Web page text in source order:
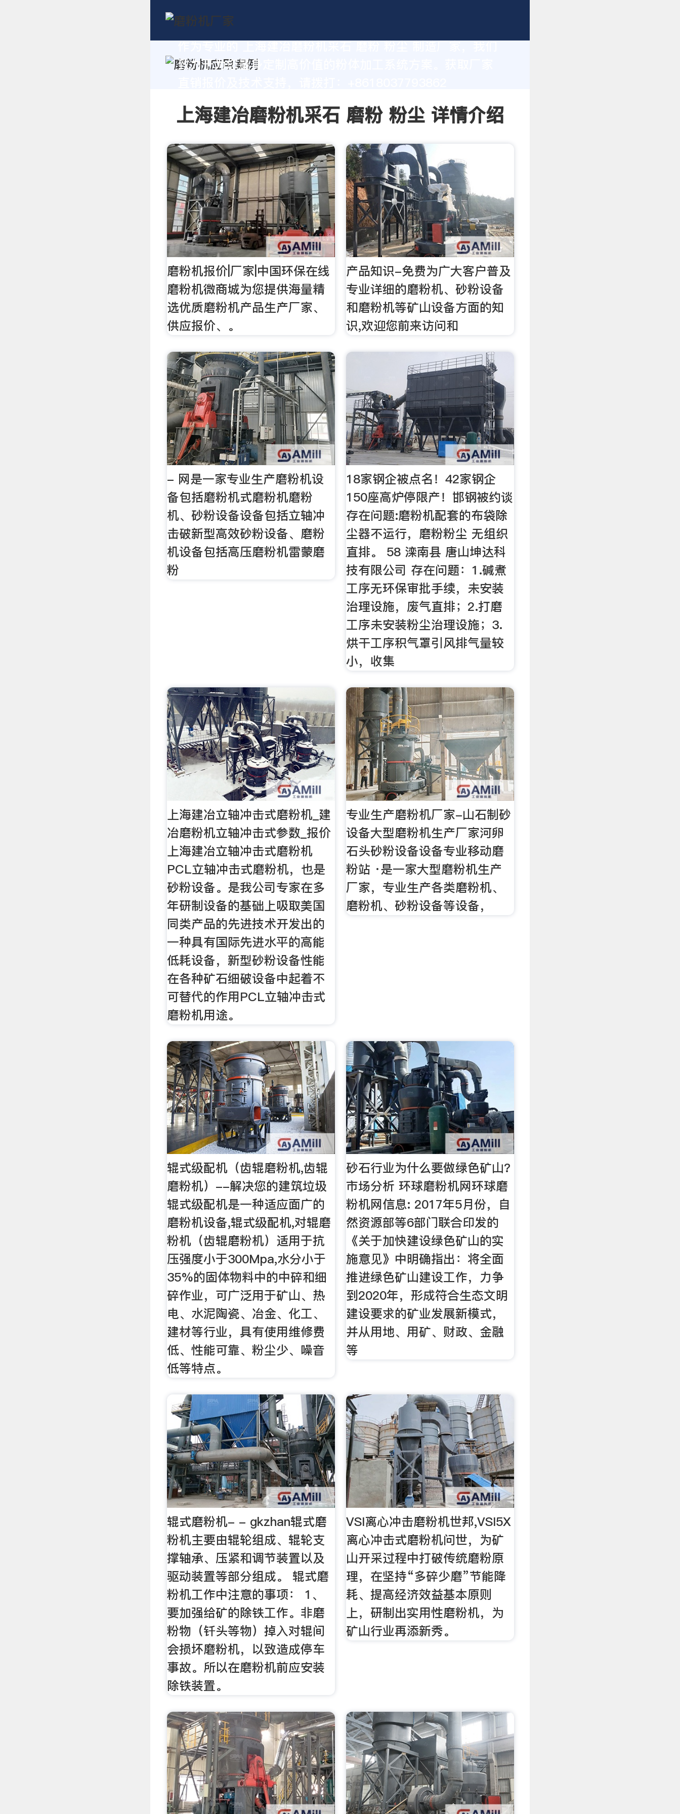
致力于为您量身定制高价值的粉体加工系统方案。获取厂家
上海建冶磨粉机采石 磨粉 粉尘 详情介绍
磨粉机报价|厂家|中国环保在线
磨粉机微商城为您提供海量精
选优质磨粉机产品生产厂家、
供应报价、。
产品知识-免费为广大客户普及
专业详细的磨粉机、砂粉设备
和磨粉机等矿山设备方面的知
识,欢迎您前来访问和
- 网是一家专业生产磨粉机设
备包括磨粉机式磨粉机磨粉
机、砂粉设备设备包括立轴冲
击破新型高效砂粉设备、磨粉
机设备包括高压磨粉机雷蒙磨
粉
18家钢企被点名！42家钢企
150座高炉停限产！邯钢被约谈
存在问题:磨粉机配套的布袋除
尘器不运行，磨粉粉尘 无组织
直排。 58 滦南县 唐山坤达科
技有限公司 存在问题：1.碱煮
工序无环保审批手续，未安装
治理设施，废气直排；2.打磨
工序未安装粉尘治理设施；3.
烘干工序积气罩引风排气量较
小，收集
上海建冶立轴冲击式磨粉机_建
冶磨粉机立轴冲击式参数_报价
上海建冶立轴冲击式磨粉机
PCL立轴冲击式磨粉机，也是
砂粉设备。是我公司专家在多
年研制设备的基础上吸取美国
同类产品的先进技术开发出的
一种具有国际先进水平的高能
低耗设备，新型砂粉设备性能
在各种矿石细破设备中起着不
可替代的作用PCL立轴冲击式
磨粉机用途。
专业生产磨粉机厂家-山石制砂
设备大型磨粉机生产厂家河卵
石头砂粉设备设备专业移动磨
粉站 ·是一家大型磨粉机生产
厂家，专业生产各类磨粉机、
磨粉机、砂粉设备等设备，
辊式级配机（齿辊磨粉机,齿辊
磨粉机）--解决您的建筑垃圾
辊式级配机是一种适应面广的
磨粉机设备,辊式级配机,对辊磨
粉机（齿辊磨粉机）适用于抗
压强度小于300Mpa,水分小于
35%的固体物料中的中碎和细
碎作业，可广泛用于矿山、热
电、水泥陶瓷、冶金、化工、
建材等行业，具有使用维修费
低、性能可靠、粉尘少、噪音
低等特点。
砂石行业为什么要做绿色矿山?
市场分析 环球磨粉机网环球磨
粉机网信息: 2017年5月份，自
然资源部等6部门联合印发的
《关于加快建设绿色矿山的实
施意见》中明确指出：将全面
推进绿色矿山建设工作，力争
到2020年，形成符合生态文明
建设要求的矿业发展新模式，
并从用地、用矿、财政、金融
等
辊式磨粉机- - gkzhan辊式磨
粉机主要由辊轮组成、辊轮支
撑轴承、压紧和调节装置以及
驱动装置等部分组成。 辊式磨
粉机工作中注意的事项： 1、
要加强给矿的除铁工作。非磨
粉物（钎头等物）掉入对辊间
会损坏磨粉机，以致造成停车
事故。所以在磨粉机前应安装
除铁装置。
VSI离心冲击磨粉机世邦,VSI5X
离心冲击式磨粉机问世，为矿
山开采过程中打破传统磨粉原
理，在坚持“多碎少磨”节能降
耗、提高经济效益基本原则
上，研制出实用性磨粉机，为
矿山行业再添新秀。